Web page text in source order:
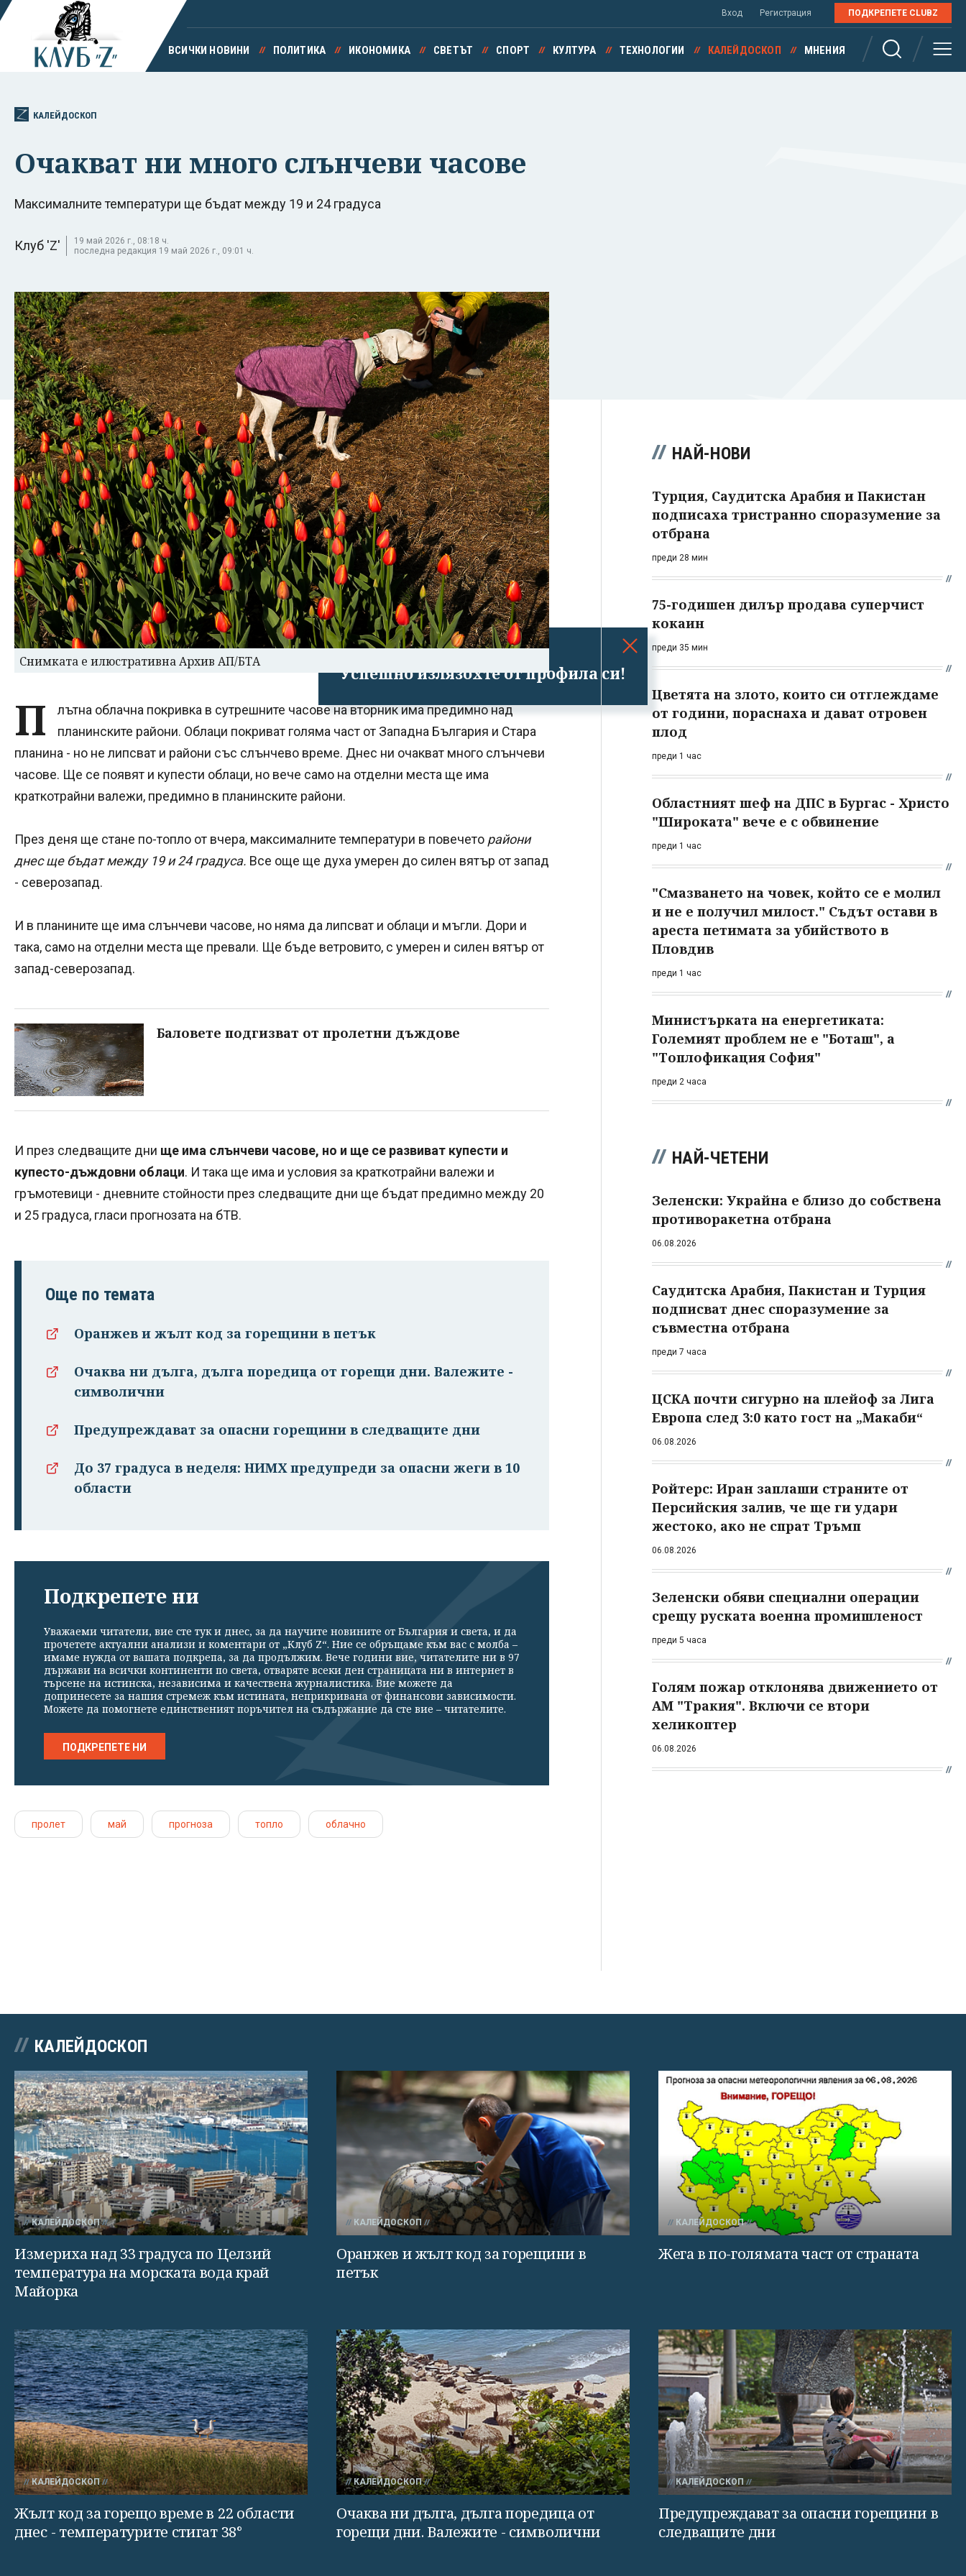
Успешно излязохте от профила си!
Вход Регистрация ПОДКРЕПЕТЕ CLUBZ
ВСИЧКИ НОВИНИ ПОЛИТИКА ИКОНОМИКА СВЕТЪТ СПОРТ КУЛТУРА ТЕХНОЛОГИИ КАЛЕЙДОСКОП МНЕНИЯ
КАЛЕЙДОСКОП
Очакват ни много слънчеви часове
Максималните температури ще бъдат между 19 и 24 градуса
Клуб 'Z'
19 май 2026 г., 08:18 ч.
последна редакция 19 май 2026 г., 09:01 ч.
Снимката е илюстративна Архив АП/БТА
П
лътна облачна покривка в сутрешните часове на вторник има предимно над
планинските райони. Облаци покриват голяма част от Западна България и Стара
планина - но не липсват и райони със слънчево време. Днес ни очакват много слънчеви
часове. Ще се появят и купести облаци, но вече само на отделни места ще има
краткотрайни валежи, предимно в планинските райони.
През деня ще стане по-топло от вчера, максималните температури в повечето райони
днес ще бъдат между 19 и 24 градуса. Все още ще духа умерен до силен вятър от запад
- северозапад.
И в планините ще има слънчеви часове, но няма да липсват и облаци и мъгли. Дори и
така, само на отделни места ще превали. Ще бъде ветровито, с умерен и силен вятър от
запад-северозапад.
Баловете подгизват от пролетни дъждове
И през следващите дни ще има слънчеви часове, но и ще се развиват купести и
купесто-дъждовни облаци. И така ще има и условия за краткотрайни валежи и
гръмотевици - дневните стойности през следващите дни ще бъдат предимно между 20
и 25 градуса, гласи прогнозата на бТВ.
Още по темата
Оранжев и жълт код за горещини в петък
Очаква ни дълга, дълга поредица от горещи дни. Валежите -
символични
Предупреждават за опасни горещини в следващите дни
До 37 градуса в неделя: НИМХ предупреди за опасни жеги в 10
области
Подкрепете ни
Уважаеми читатели, вие сте тук и днес, за да научите новините от България и света, и да
прочетете актуални анализи и коментари от „Клуб Z“. Ние се обръщаме към вас с молба –
имаме нужда от вашата подкрепа, за да продължим. Вече години вие, читателите ни в 97
държави на всички континенти по света, отваряте всеки ден страницата ни в интернет в
търсене на истинска, независима и качествена журналистика. Вие можете да
допринесете за нашия стремеж към истината, неприкривана от финансови зависимости.
Можете да помогнете единственият поръчител на съдържание да сте вие – читателите.
ПОДКРЕПЕТЕ НИ
пролет май прогноза топло облачно
НАЙ-НОВИ
Турция, Саудитска Арабия и Пакистан
подписаха тристранно споразумение за
отбрана
преди 28 мин
75-годишен дилър продава суперчист
кокаин
преди 35 мин
Цветята на злото, които си отглеждаме
от години, пораснаха и дават отровен
плод
преди 1 час
Областният шеф на ДПС в Бургас - Христо
"Широката" вече е с обвинение
преди 1 час
"Смазването на човек, който се е молил
и не е получил милост." Съдът остави в
ареста петимата за убийството в
Пловдив
преди 1 час
Министърката на енергетиката:
Големият проблем не е "Боташ", а
"Топлофикация София"
преди 2 часа
НАЙ-ЧЕТЕНИ
Зеленски: Украйна е близо до собствена
противоракетна отбрана
06.08.2026
Саудитска Арабия, Пакистан и Турция
подписват днес споразумение за
съвместна отбрана
преди 7 часа
ЦСКА почти сигурно на плейоф за Лига
Европа след 3:0 като гост на „Макаби“
06.08.2026
Ройтерс: Иран заплаши страните от
Персийския залив, че ще ги удари
жестоко, ако не спрат Тръмп
06.08.2026
Зеленски обяви специални операции
срещу руската военна промишленост
преди 5 часа
Голям пожар отклонява движението от
АМ "Тракия". Включи се втори
хеликоптер
06.08.2026
КАЛЕЙДОСКОП
КАЛЕЙДОСКОП
Измериха над 33 градуса по Целзий
температура на морската вода край
Майорка
КАЛЕЙДОСКОП
Оранжев и жълт код за горещини в
петък
КАЛЕЙДОСКОП
Жега в по-голямата част от страната
КАЛЕЙДОСКОП
Жълт код за горещо време в 22 области
днес - температурите стигат 38°
КАЛЕЙДОСКОП
Очаква ни дълга, дълга поредица от
горещи дни. Валежите - символични
КАЛЕЙДОСКОП
Предупреждават за опасни горещини в
следващите дни